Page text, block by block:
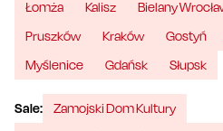
Łomża
Kalisz Bielany
Pruszków
Kraków Gostyń
Myślenice
Gdańsk Słupsk
Sale:
Zamojski Dom Kultury